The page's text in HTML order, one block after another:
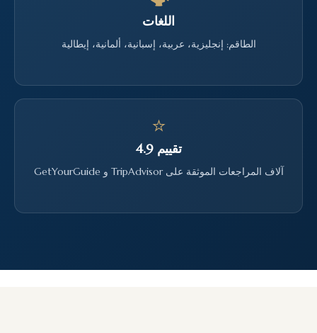
اللغات
الطاقم: إنجليزية، عربية، إسبانية، ألمانية، إيطالية
⭐
تقييم 4.9
آلاف المراجعات الموثقة على TripAdvisor و GetYourGuide